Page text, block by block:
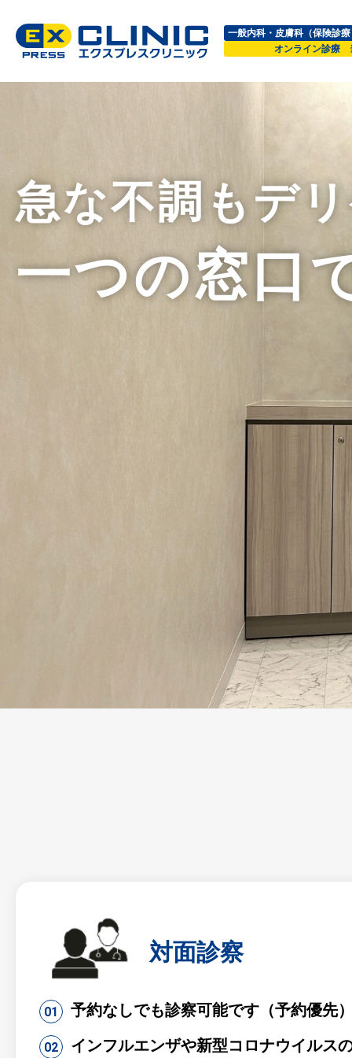
一般内科・皮膚科（保険診
オンライン診療
急な不調もデ
一つの窓口
対面診察
予約なしでも診察可能です（予約優先
インフルエンザや新型コロナウイルス